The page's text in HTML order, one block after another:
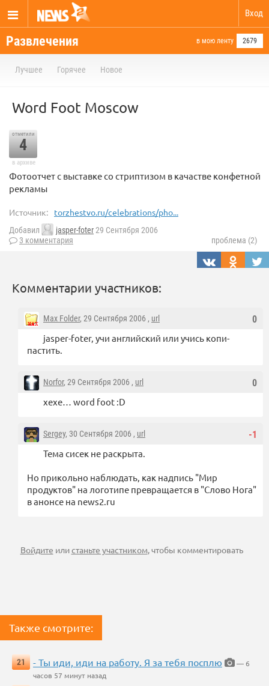
Вход
Развлечения в мою ленту 2679
Лучшее Горячее Новое
Word Foot Moscow
отметили
4
в архиве
Фотоотчет с выставке со стриптизом в качастве конфетной
рекламы
Источник: torzhestvo.ru/celebrations/pho...
Добавил jasper-foter29 Сентября 2006
3 комментария
проблема (2)
Комментарии участников:
0
Max Folder, 29 Сентября 2006 , url
jasper-foter, учи английский или учись копи-
пастить.
0
Norfor, 29 Сентября 2006 , url
хехе… word foot :D
-1
Sergey, 30 Сентября 2006 , url
Тема сисек не раскрыта.
Но прикольно наблюдать, как надпись "Мир
продуктов" на логотипе превращается в "Слово Нога"
в анонсе на news2.ru
Войдите илистаньте участником, чтобы комментировать
Также смотрите:
21 - Ты иди, иди на работу. Я за тебя посплю
— 6
часов 57 минут назад